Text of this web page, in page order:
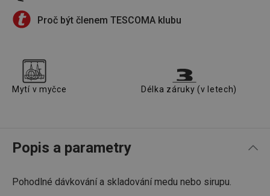
Proč být členem TESCOMA klubu
Mytí v myčce Délka záruky (v letech)
Popis a parametry
Pohodlné dávkování a skladování medu nebo sirupu.